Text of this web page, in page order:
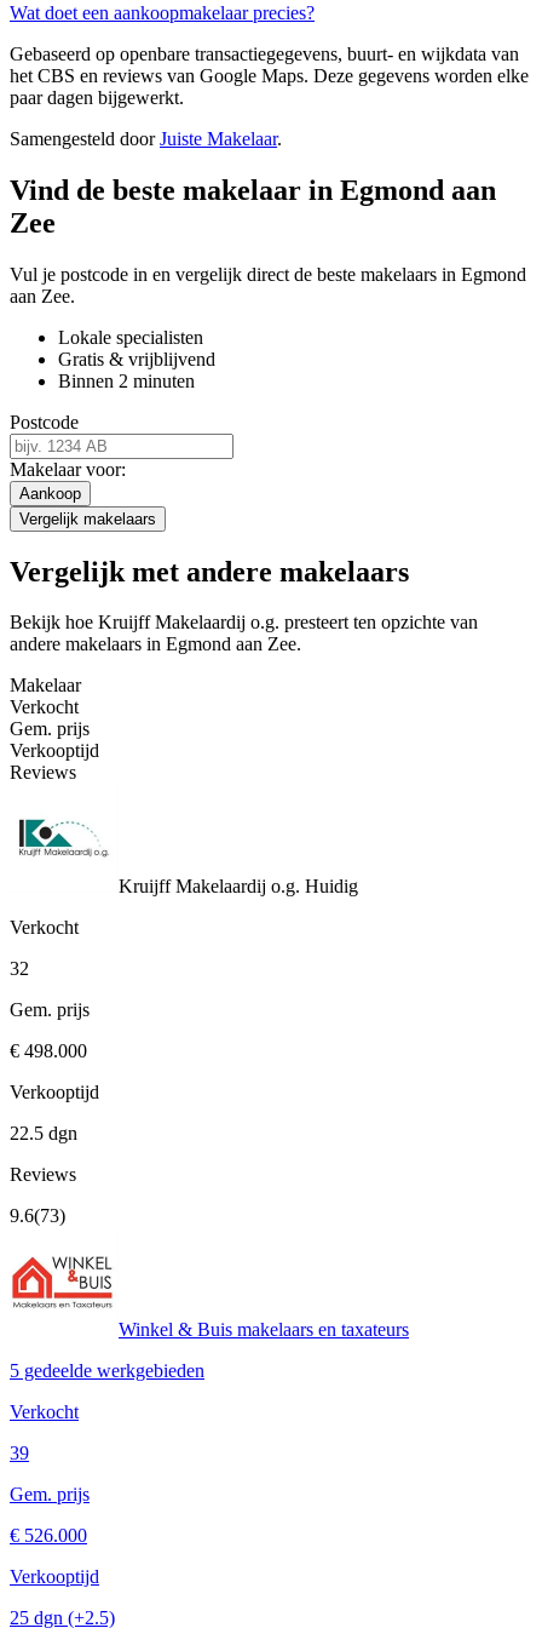
Wat doet een aankoopmakelaar precies?
Gebaseerd op openbare transactiegegevens, buurt- en wijkdata van
het CBS en reviews van Google Maps. Deze gegevens worden elke
paar dagen bijgewerkt.
Samengesteld doorJuiste Makelaar.
Vind de beste makelaar in Egmond aan
Zee
Vul je postcode in en vergelijk direct de beste makelaars in Egmond
aan Zee.
Lokale specialisten
Gratis & vrijblijvend
Binnen 2 minuten
Postcode
Makelaar voor:
Aankoop
Vergelijk makelaars
Vergelijk met andere makelaars
Bekijk hoe Kruijff Makelaardij o.g. presteert ten opzichte van
andere makelaars in Egmond aan Zee.
Makelaar
Verkocht
Gem. prijs
Verkooptijd
Reviews
Kruijff Makelaardij o.g. Huidig
Verkocht
32
Gem. prijs
€ 498.000
Verkooptijd
22.5 dgn
Reviews
9.6(73)
Winkel & Buis makelaars en taxateurs
5 gedeelde werkgebieden
Verkocht
39
Gem. prijs
€ 526.000
Verkooptijd
25 dgn (+2.5)